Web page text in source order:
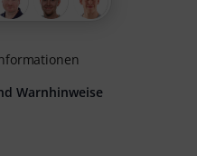
Warnhinweise